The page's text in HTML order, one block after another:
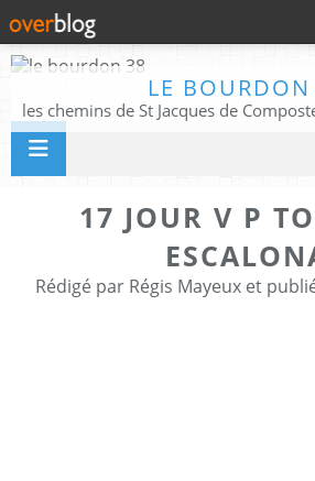
LE
17 JOUR V P
Rédigé par Régis Mayeux et